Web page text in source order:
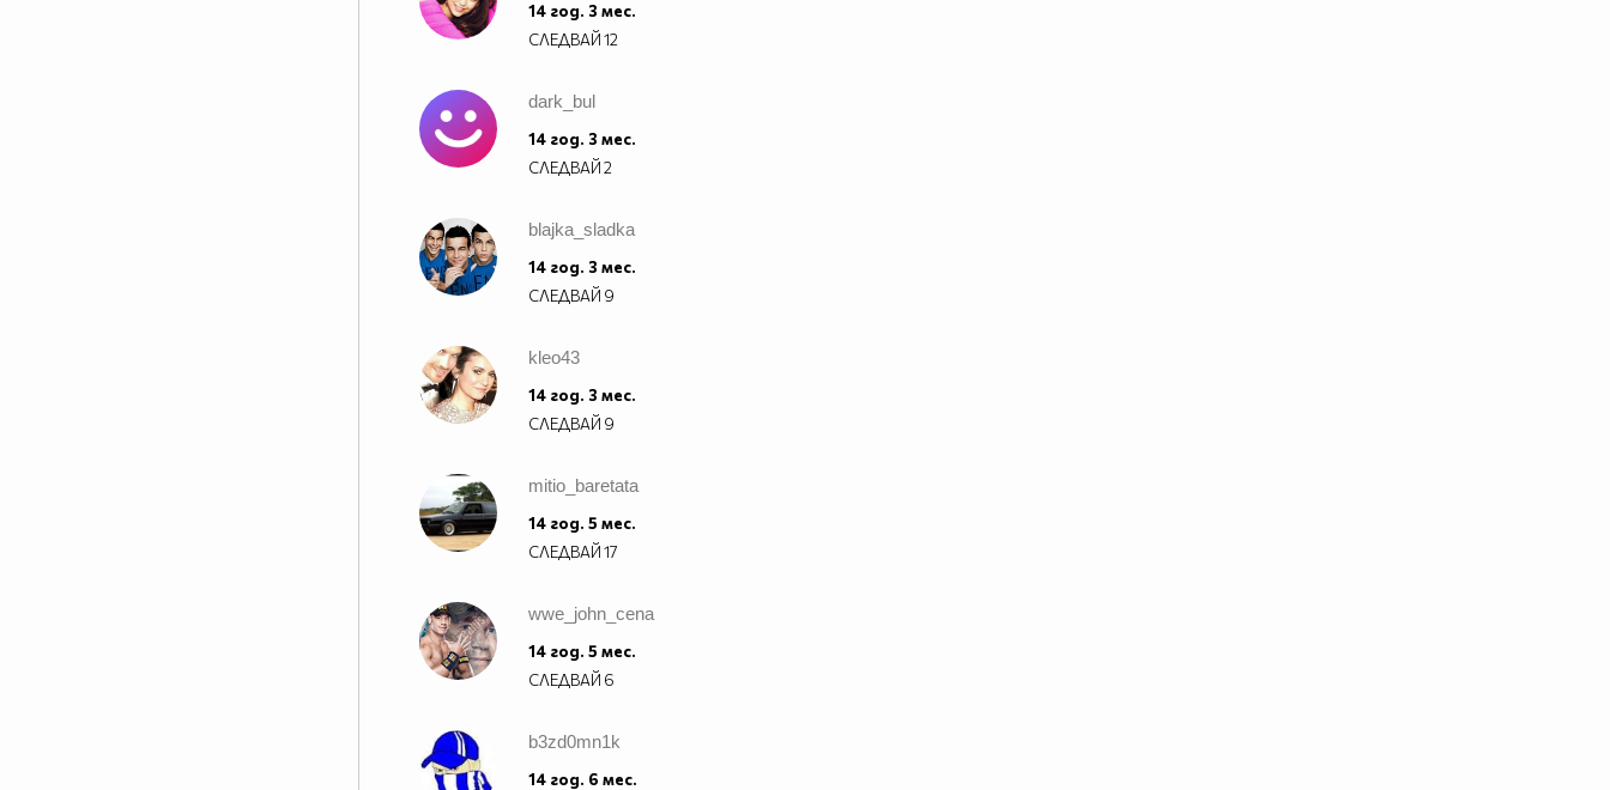
14 год. 3 мес.
СЛЕДВАЙ12
dark_bul
14 год. 3 мес.
СЛЕДВАЙ2
blajka_sladka
14 год. 3 мес.
СЛЕДВАЙ 9
kleo43
14 год. 3 мес.
СЛЕДВАЙ 9
mitio_baretata
14 год. 5 мес.
СЛЕДВАЙ17
wwe_john_cena
14 год. 5 мес.
СЛЕДВАЙ 6
b3zd0mn1k
14 год. 6 мес.